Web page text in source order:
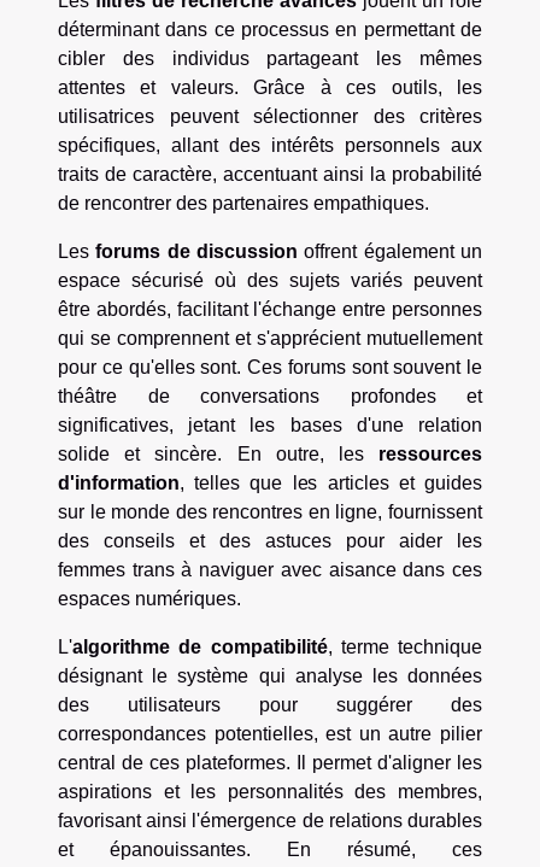
déterminant dans ce processus en permettant de
cibler des individus partageant les mêmes
attentes et valeurs. Grâce à ces outils, les
utilisatrices peuvent sélectionner des critères
spécifiques, allant des intérêts personnels aux
traits de caractère, accentuant ainsi la probabilité
de rencontrer des partenaires empathiques.
Lesforums de discussion offrent également un
espace sécurisé où des sujets variés peuvent
être abordés, facilitant l'échange entre personnes
qui se comprennent et s'apprécient mutuellement
pour ce qu'elles sont. Ces forums sont souvent le
théâtre de conversations profondes et
significatives, jetant les bases d'une relation
solide et sincère. En outre, les ressources
d'information, telles que les articles et guides
sur le monde des rencontres en ligne, fournissent
des conseils et des astuces pour aider les
femmes trans à naviguer avec aisance dans ces
espaces numériques.
L'algorithme de compatibilité, terme technique
désignant le système qui analyse les données
des utilisateurs pour suggérer des
correspondances potentielles, est un autre pilier
central de ces plateformes. Il permet d'aligner les
aspirations et les personnalités des membres,
favorisant ainsi l'émergence de relations durables
et épanouissantes. En résumé, ces